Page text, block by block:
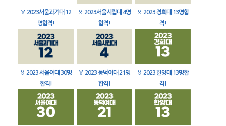
🏅 2023서울과기대 12
명합격!
🏅 2023서울시립대 4명
합격!
🏅 2023 경희대 13명합
격!
🏅 2023 서울여대 30명
합격!
🏅 2023 동덕여대 21명
합격!
🏅 2023 한양대 13명합
격!